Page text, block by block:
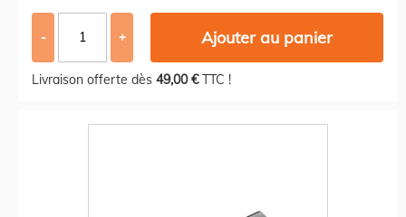
- + Ajouter au panier
Livraison offerte dès 49,00 €TTC !